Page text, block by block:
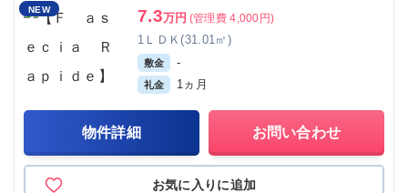
NEW 7.3万円 (管理費 4,000円)
1ＬＤＫ(31.01㎡)
敷金 -
礼金 1ヵ月
物件詳細 お問い合わせ
お気に入りに追加